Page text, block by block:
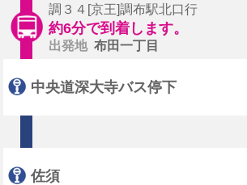
調３４[京王]調布駅北口行
約6分で到着します。
出発地 布田一丁目
中央道深大寺バス停下
佐須